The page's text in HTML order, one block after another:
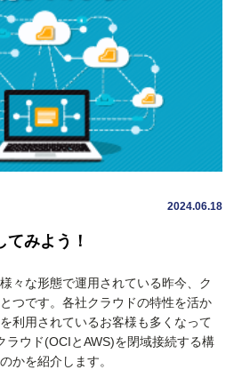
2024.06.18
みよう！
々な形態で運用されている昨今、ク
つです。各社クラウドの特性を活か
利用されているお客様も多くなって
ラウド(OCIとAWS)を閉域接続する構
かを紹介します。